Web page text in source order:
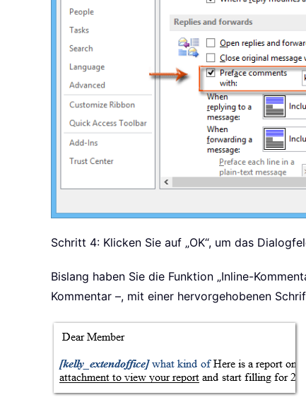
Schritt 4: Klicken Sie auf „OK“, um das
Bislang haben Sie die Funktion „Inline-
Kommentar –, mit einer hervorgehobenen